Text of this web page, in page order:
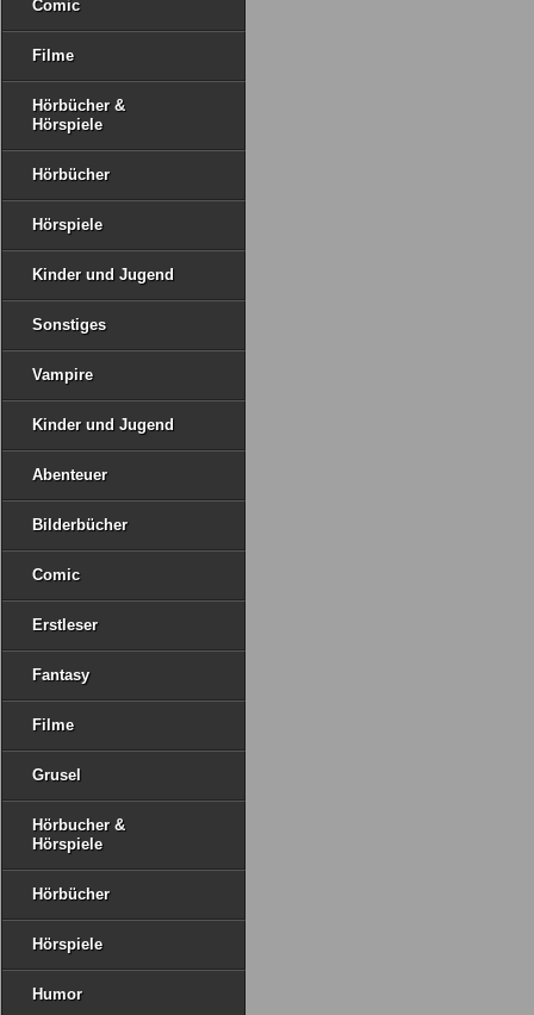
Comic
Filme
Hörbücher &
Hörspiele
Hörbücher
Hörspiele
Kinder und Jugend
Sonstiges
Vampire
Kinder und Jugend
Abenteuer
Bilderbücher
Comic
Erstleser
Fantasy
Filme
Grusel
Hörbucher &
Hörspiele
Hörbücher
Hörspiele
Humor